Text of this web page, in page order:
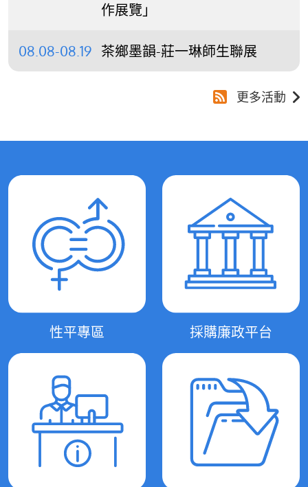
作展覽」
08.08-08.19 茶鄉墨韻-莊一琳師生聯展
更多活動
性平專區 採購廉政平台